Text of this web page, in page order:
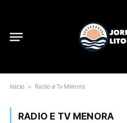
Início » Radio e Tv Menora
RADIO E TV MENORA